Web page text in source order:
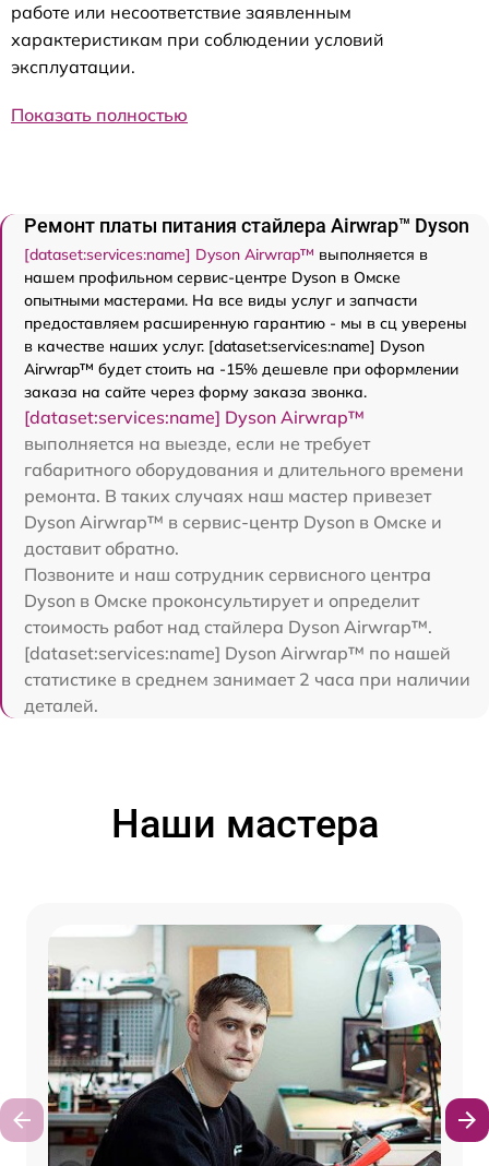
работе или несоответствие заявленным
характеристикам при соблюдении условий
эксплуатации.
Показать полностью
Ремонт платы питания стайлера Airwrap™ Dyson
[dataset:services:name] Dyson Airwrap™ выполняется в
нашем профильном сервис-центре Dyson в Омске
опытными мастерами. На все виды услуг и запчасти
предоставляем расширенную гарантию - мы в сц уверены
в качестве наших услуг. [dataset:services:name] Dyson
Airwrap™ будет стоить на -15% дешевле при оформлении
заказа на сайте через форму заказа звонка.
[dataset:services:name] Dyson Airwrap™
выполняется на выезде, если не требует
габаритного оборудования и длительного времени
ремонта. В таких случаях наш мастер привезет
Dyson Airwrap™ в сервис-центр Dyson в Омске и
доставит обратно.
Позвоните и наш сотрудник сервисного центра
Dyson в Омске проконсультирует и определит
стоимость работ над стайлера Dyson Airwrap™.
[dataset:services:name] Dyson Airwrap™ по нашей
статистике в среднем занимает 2 часа при наличии
деталей.
Наши мастера